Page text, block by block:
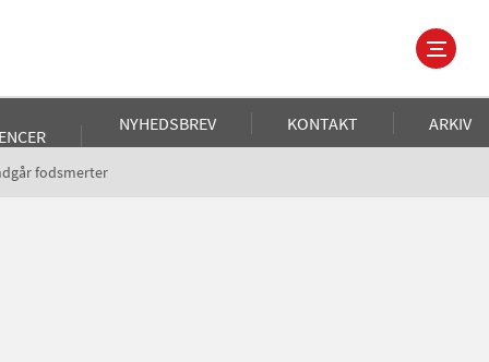
NYHEDSBREV KONTAKT ARKIV
fodsmerter